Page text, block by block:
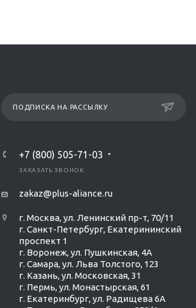
ПОДПИСКА НА РАССЫЛКУ
+7 (800) 505-71-03
ЗАКАЗАТЬ ЗВОНОК
zakaz@plus-aliance.ru
г. Москва, ул. Ленинский пр-т, 70/11
г. Санкт-Петербург, Екатерининский
проспект 1
г. Воронеж, ул. Пушкинская, 4А
г. Самара, ул. Льва Толстого, 123
г. Казань, ул. Московская, 31
г. Пермь, ул. Монастырская, 61
г. Екатеринбург, ул. Радищева 6А